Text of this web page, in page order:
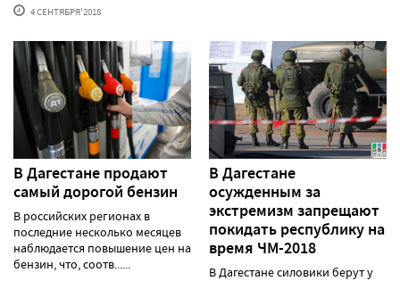
4 СЕНТЯБРЯ'2018
В Дагестане продают
самый дорогой бензин
В российских регионах в
последние несколько месяцев
наблюдается повышение цен на
бензин, что, соотв......
В Дагестане
осужденным за
экстремизм запрещают
покидать республику на
время ЧМ-2018
В Дагестане силовики берут у